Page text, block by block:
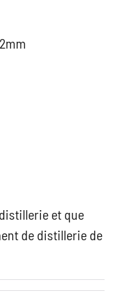
et que
de distillerie de